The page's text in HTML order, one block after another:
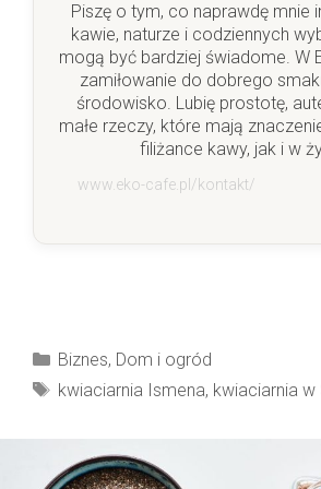
Piszę o tym, co naprawdę mnie
kawie, naturze i codziennych
mogą być bardziej świadome. W
zamiłowanie do dobrego
środowisko. Lubię prostotę,
małe rzeczy, które mają
filiżance kawy, jak i w
www.eko-cafe.pl/kontakt/
Kategorie
Biznes, Dom i ogród
Tagi
kwiaciarnia Ismena, kwiaciarnia